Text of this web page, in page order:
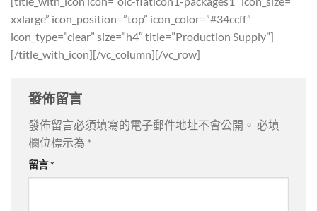
xxlarge” icon_position=”top” icon_color=”#34ccff”
icon_type=”clear” size=”h4″ title=”Production Supply”]
[/title_with_icon][/vc_column][/vc_row]
發佈留言
發佈留言必須填寫的電子郵件地址不會公開。 必填
欄位標示為 *
留言*